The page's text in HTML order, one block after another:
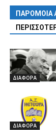
ΠΑΡΟΜΟΙΑ
ΔΙΑΦΟΡΑ
ΔΙΑΦΟΡΑ